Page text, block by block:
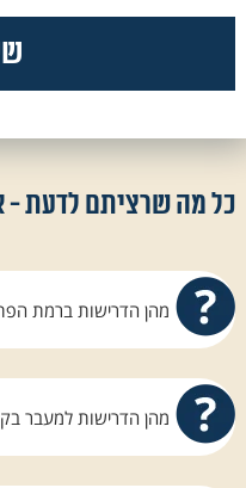
כל מה שרציתם לדעת -
מהן הדרישות ברמת
במשרה מלאה על מנת
הכניסה לקורס וגם
ובתנאי שנוכל להגיע
מהן הדרישות למעבר